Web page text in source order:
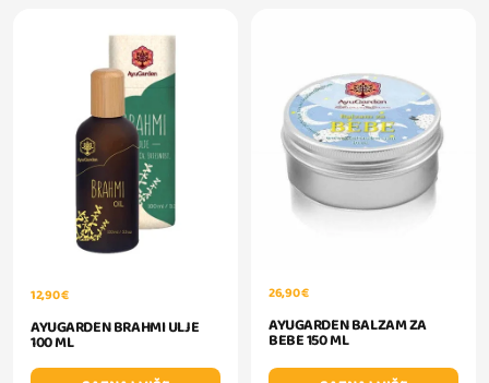
12,90 €
AYUGARDEN BRAHMI ULJE
100 ML
26,90 €
AYUGARDEN BALZAM ZA
BEBE 150 ML